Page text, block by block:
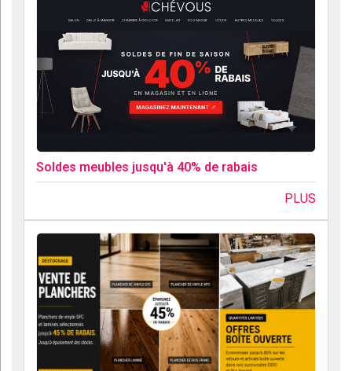
Soldes meubles jusqu'à 40% de rabais
PLUS